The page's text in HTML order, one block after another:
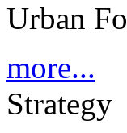
Urban
more...
Strategy